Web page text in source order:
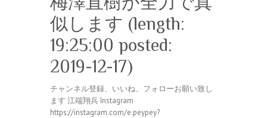
似します (length:
19:25:00 posted:
2019-12-17)
チャンネル登録、いいね、フォローお願い致し
ます 江端翔兵 Instagram
https://instagram.com/e.peypey?